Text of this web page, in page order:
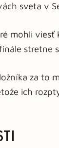
sveta v
mohli viesť
stretne
za to
ich